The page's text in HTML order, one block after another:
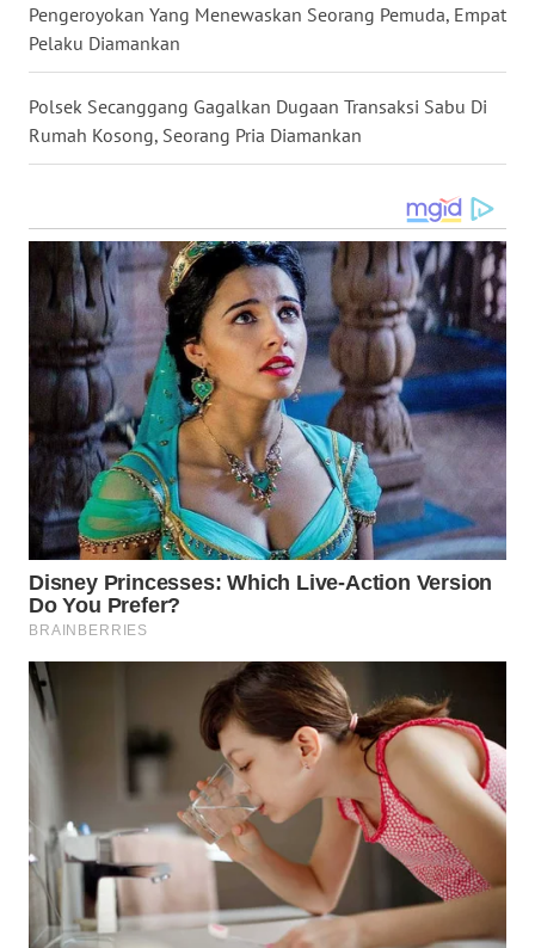
Pengeroyokan Yang Menewaskan Seorang Pemuda, Empat
Pelaku Diamankan
Polsek Secanggang Gagalkan Dugaan Transaksi Sabu Di
Rumah Kosong, Seorang Pria Diamankan
WN
WN
SIMALUNGUN
WN
LABUHANBATU
WN
TAPANULI
TENGAH
WN DELI
SERDANG
WN
WN
KARAWANG
BEKASI